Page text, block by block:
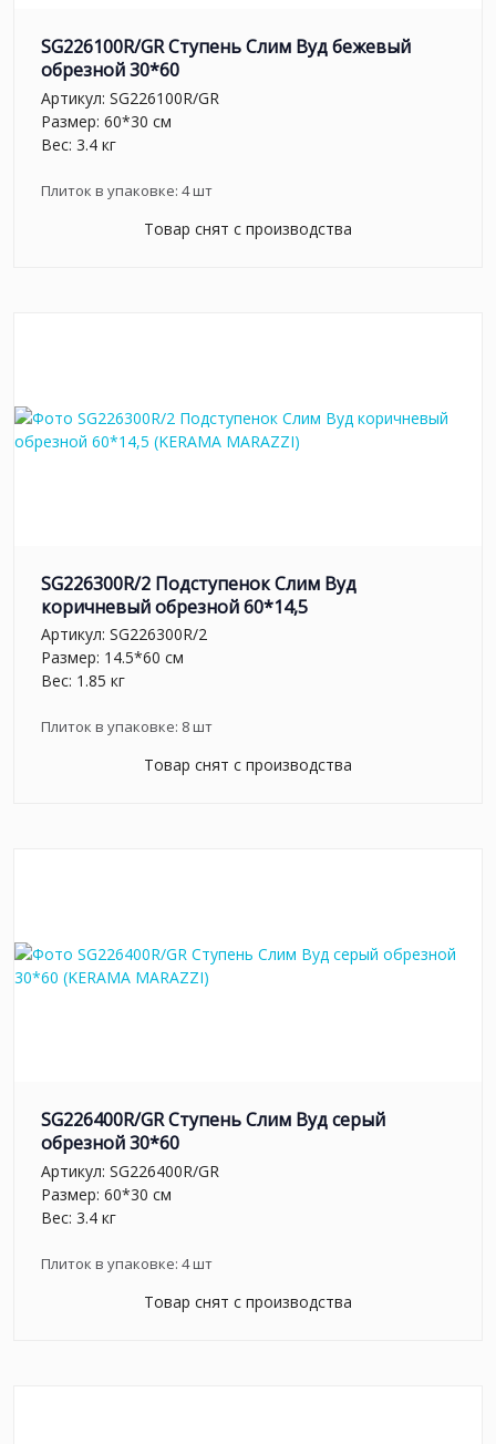
SG226100R/GR Ступень Слим Вуд бежевый
обрезной 30*60
Артикул: SG226100R/GR
Размер: 60*30 см
Вес: 3.4 кг
Плиток в упаковке: 4шт
Товар снят с производства
SG226300R/2 Подступенок Слим Вуд
коричневый обрезной 60*14,5
Артикул: SG226300R/2
Размер: 14.5*60 см
Вес: 1.85 кг
Плиток в упаковке: 8шт
Товар снят с производства
SG226400R/GR Ступень Слим Вуд серый
обрезной 30*60
Артикул: SG226400R/GR
Размер: 60*30 см
Вес: 3.4 кг
Плиток в упаковке: 4шт
Товар снят с производства